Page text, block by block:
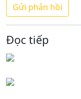
Đọc tiếp